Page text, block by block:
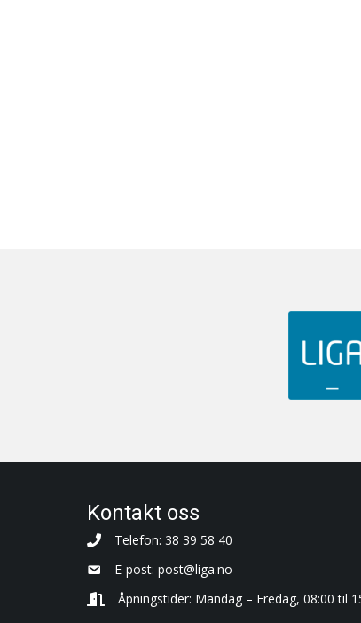
Kontakt oss
Telefon: 38 39 58 40
E-post: post@liga.no
Åpningstider: Mandag – Fredag, 08:00 til